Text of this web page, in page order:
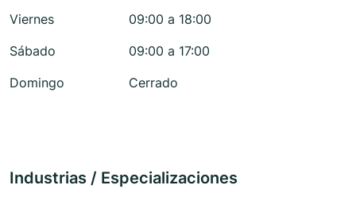
Viernes
09:00 a 18:00
Sábado
09:00 a 17:00
Domingo
Cerrado
Industrias / Especializaciones